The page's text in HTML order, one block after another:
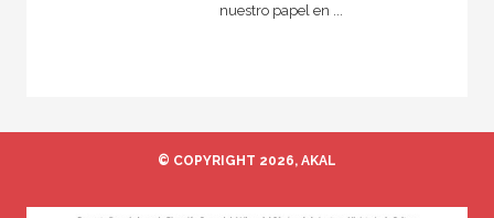
nuestro papel en ...
© COPYRIGHT 2026, AKAL